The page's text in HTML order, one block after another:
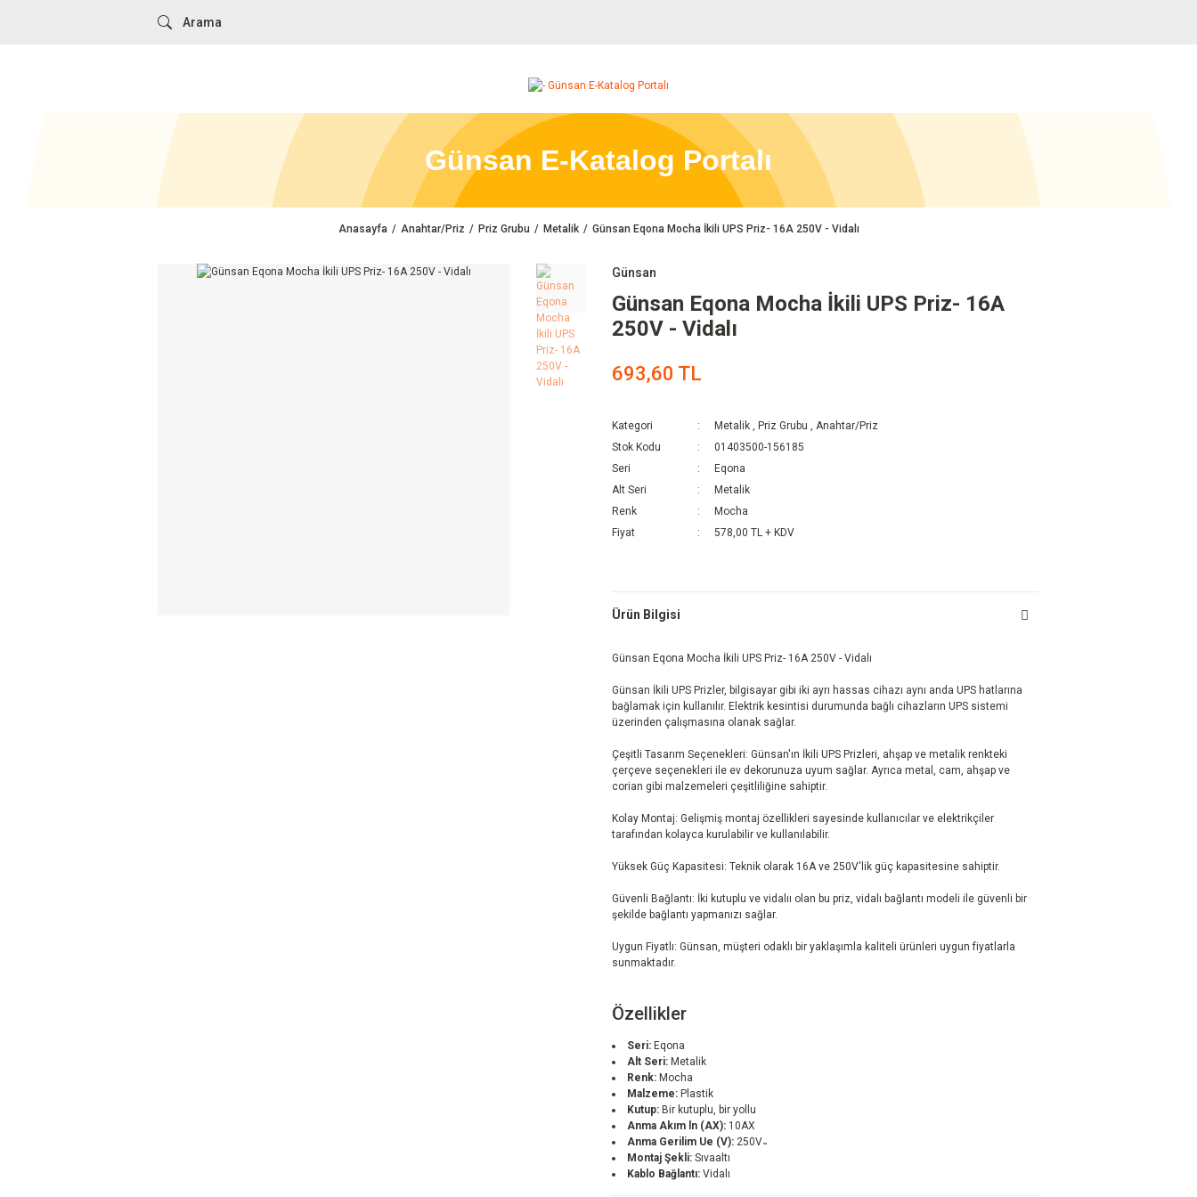
Günsan E-Katalog Portalı
Anasayfa Anahtar/Priz Priz Grubu Metalik Günsan Eqona Mocha İkili UPS Priz- 16A 250V - Vidalı
Günsan
Günsan Eqona Mocha İkili UPS Priz- 16A
250V - Vidalı
693,60 TL
Kategori Metalik , Priz Grubu , Anahtar/Priz
Stok Kodu
01403500-156185
Seri
Eqona
Alt Seri
Metalik
Renk
Mocha
Fiyat
578,00 TL + KDV
Ürün Bilgisi
Günsan Eqona Mocha İkili UPS Priz- 16A 250V - Vidalı
Günsan İkili UPS Prizler, bilgisayar gibi iki ayrı hassas cihazı aynı anda UPS hatlarına
bağlamak için kullanılır. Elektrik kesintisi durumunda bağlı cihazların UPS sistemi
üzerinden çalışmasına olanak sağlar.
Çeşitli Tasarım Seçenekleri: Günsan'ın İkili UPS Prizleri, ahşap ve metalik renkteki
çerçeve seçenekleri ile ev dekorunuza uyum sağlar. Ayrıca metal, cam, ahşap ve
corian gibi malzemeleri çeşitliliğine sahiptir.
Kolay Montaj: Gelişmiş montaj özellikleri sayesinde kullanıcılar ve elektrikçiler
tarafından kolayca kurulabilir ve kullanılabilir.
Yüksek Güç Kapasitesi: Teknik olarak 16A ve 250V'lik güç kapasitesine sahiptir.
Güvenli Bağlantı: İki kutuplu ve vidalıı olan bu priz, vidalı bağlantı modeli ile güvenli bir
şekilde bağlantı yapmanızı sağlar.
Uygun Fiyatlı: Günsan, müşteri odaklı bir yaklaşımla kaliteli ürünleri uygun fiyatlarla
sunmaktadır.
Özellikler
Seri: Eqona
Alt Seri: Metalik
Renk: Mocha
Malzeme: Plastik
Kutup: Bir kutuplu, bir yollu
Anma Akım ln (AX): 10AX
Anma Gerilim Ue (V): 250V ̴
Montaj Şekli: Sıvaaltı
Kablo Bağlantı: Vidalı